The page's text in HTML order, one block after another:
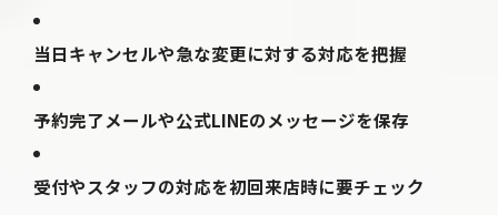
当日キャンセルや急な変更に対する対応を把握
予約完了メールや公式LINEのメッセージを保存
受付やスタッフの対応を初回来店時に要チェック